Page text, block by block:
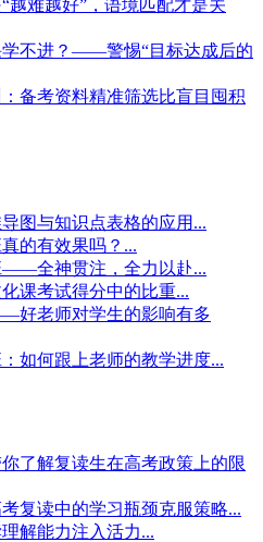
越难越好”，语境匹配才是关
学不进？——警惕“目标达成后的
备考资料精准筛选比盲目囤积
图与知识点表格的应用...
的有效果吗？...
——全神贯注，全力以赴...
课考试得分中的比重...
好老师对学生的影响有多
如何跟上老师的教学进度...
了解复读生在高考政策上的限
复读中的学习瓶颈克服策略...
解能力注入活力...